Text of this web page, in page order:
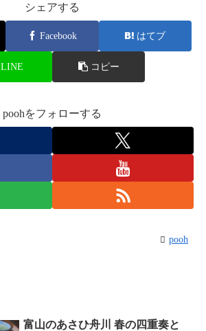
シェアする
Facebook はてブ
LINE コピー
poohをフォローする
pooh
富山のあさひ舟川 春の四重奏と